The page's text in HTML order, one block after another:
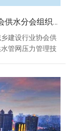
湖南省城乡建设行业协会供水分会组织召开两项团体标准审查会
建设行业协会供
管网压力管理技
供水分会代表及
人出席